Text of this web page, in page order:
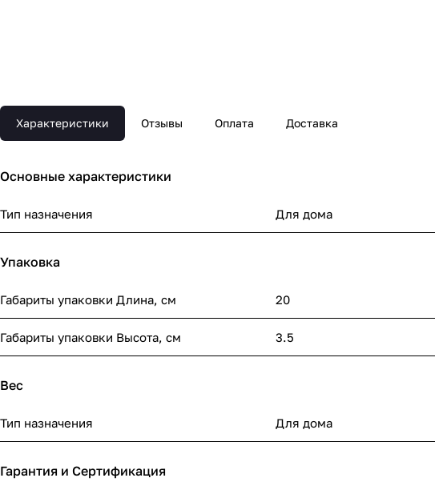
Характеристики Отзывы Оплата Доставка
Основные xарактеристики
Тип назначения Для дома
Упаковка
Габариты упаковки Длина, см 20
Габариты упаковки Высота, см 3.5
Вес
Тип назначения Для дома
Гарантия и Сертификация